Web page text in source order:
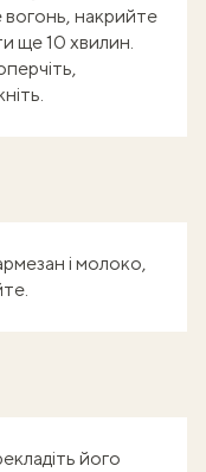
вогонь, накрийте
ще 10 хвилин.
і молоко,
його